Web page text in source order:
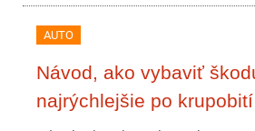
AUTO
Návod, ako vybaviť
najrýchlejšie po krupobití